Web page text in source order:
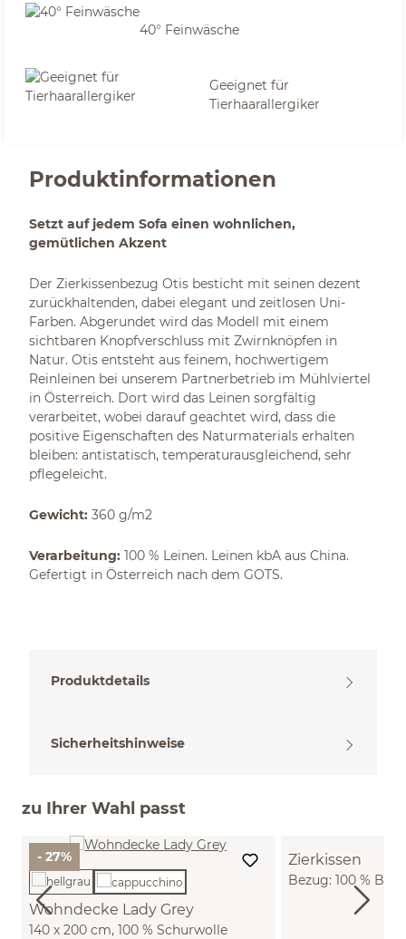
40° Feinwäsche
Geeignet für
Tierhaarallergiker
Produktinformationen
Setzt auf jedem Sofa einen wohnlichen,
gemütlichen Akzent
Der Zierkissenbezug Otis besticht mit seinen dezent
zurückhaltenden, dabei elegant und zeitlosen Uni-
Farben. Abgerundet wird das Modell mit einem
sichtbaren Knopfverschluss mit Zwirnknöpfen in
Natur. Otis entsteht aus feinem, hochwertigem
Reinleinen bei unserem Partnerbetrieb im Mühlviertel
in Österreich. Dort wird das Leinen sorgfältig
verarbeitet, wobei darauf geachtet wird, dass die
positive Eigenschaften des Naturmaterials erhalten
bleiben: antistatisch, temperaturausgleichend, sehr
pflegeleicht.
Gewicht: 360 g/m2
Verarbeitung: 100 % Leinen. Leinen kbA aus China.
Gefertigt in Österreich nach dem GOTS.
Produktdetails
Sicherheitshinweise
zu Ihrer Wahl passt
- 27%
Wohndecke Lady Grey
140 x 200 cm, 100 % Schurwolle
Zierkissen
Bezug: 100 %
Füllung: 100 %
GOTS (30 x 50 cm)